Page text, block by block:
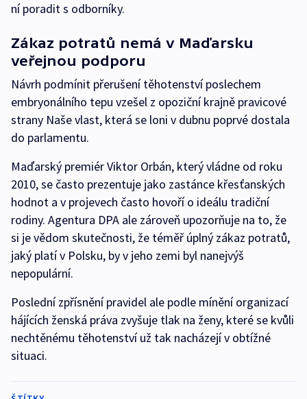
ní poradit s odborníky.
Zákaz potratů nemá v Maďarsku
veřejnou podporu
Návrh podmínit přerušení těhotenství poslechem
embryonálního tepu vzešel z opoziční krajně pravicové
strany Naše vlast, která se loni v dubnu poprvé dostala
do parlamentu.
Maďarský premiér Viktor Orbán, který vládne od roku
2010, se často prezentuje jako zastánce křesťanských
hodnot a v projevech často hovoří o ideálu tradiční
rodiny. Agentura DPA ale zároveň upozorňuje na to, že
si je vědom skutečnosti, že téměř úplný zákaz potratů,
jaký platí v Polsku, by v jeho zemi byl nanejvýš
nepopulární.
Poslední zpřísnění pravidel ale podle mínění organizací
hájících ženská práva zvyšuje tlak na ženy, které se kvůli
nechtěnému těhotenství už tak nacházejí v obtížné
situaci.